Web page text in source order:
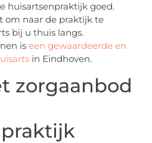
huisartsenpraktijk goed.
om naar de praktijk te
bij u thuis langs.
iseen gewaardeerde en
in Eindhoven.
zorgaanbod